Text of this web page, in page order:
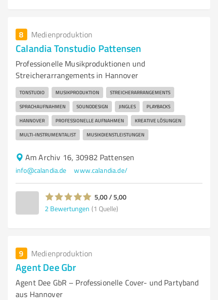
8 Medienproduktion
Calandia Tonstudio Pattensen
Professionelle Musikproduktionen und
Streicherarrangements in Hannover
TONSTUDIO MUSIKPRODUKTION STREICHERARRANGEMENTS
SPRACHAUFNAHMEN SOUNDDESIGN JINGLES PLAYBACKS
HANNOVER PROFESSIONELLE AUFNAHMEN KREATIVE LÖSUNGEN
MULTI-INSTRUMENTALIST MUSIKDIENSTLEISTUNGEN
Am Archiv 16, 30982 Pattensen
info@calandia.de www.calandia.de/
5,00 / 5,00
2 Bewertungen (1 Quelle)
9 Medienproduktion
Agent Dee Gbr
Agent Dee GbR – Professionelle Cover- und Partyband
aus Hannover